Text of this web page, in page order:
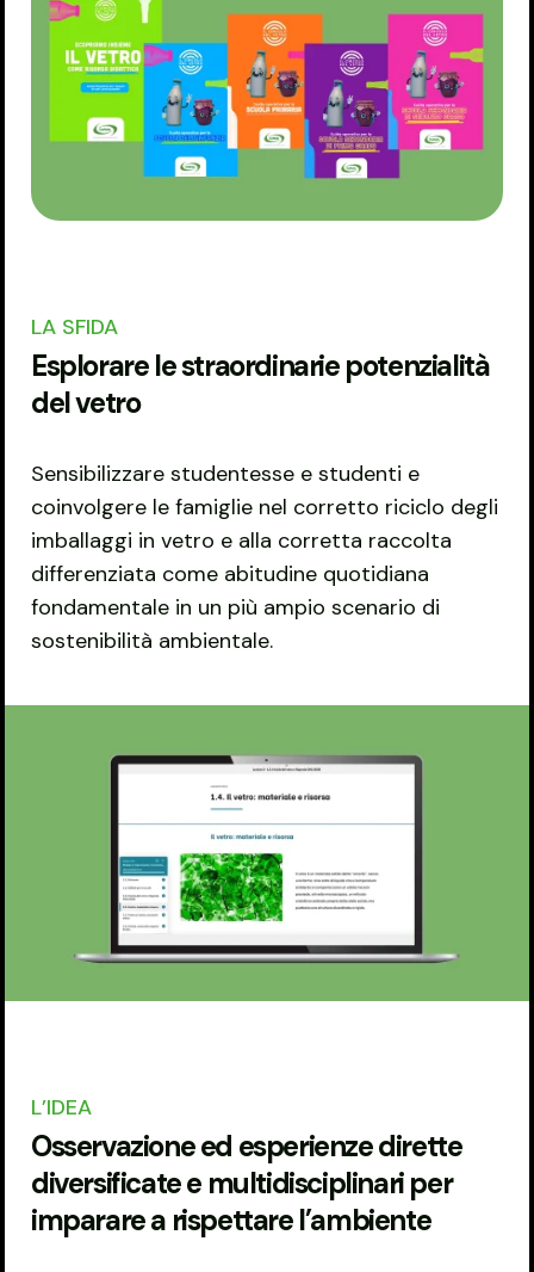
LA SFIDA
Esplorare le straordinarie potenzialità
del vetro
Sensibilizzare studentesse e studenti e
coinvolgere le famiglie nel corretto riciclo degli
imballaggi in vetro e alla corretta raccolta
differenziata come abitudine quotidiana
fondamentale in un più ampio scenario di
sostenibilità ambientale.
L’IDEA
Osservazione ed esperienze dirette
diversificate e multidisciplinari per
imparare a rispettare l’ambiente